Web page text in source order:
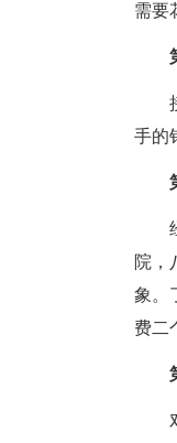
需要
手的
院，
象。
费二